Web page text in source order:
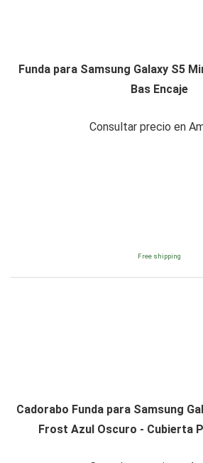
Funda para Samsung Galaxy S5
Bas Encaje
Consultar precio en
Free shipping
Cadorabo Funda para Samsung
Frost Azul Oscuro - Cubierta